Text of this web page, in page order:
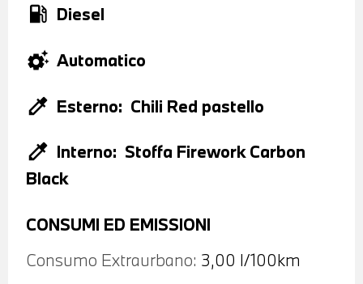
local_gas_station Diesel
settings_suggest Automatico
colorize Esterno: Chili Red pastello
colorize Interno: Stoffa Firework Carbon
Black
CONSUMI ED EMISSIONI
Consumo Extraurbano: 3,00 l/100km